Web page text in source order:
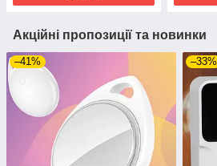
Акційні пропозиції та новинки
–41% –33%